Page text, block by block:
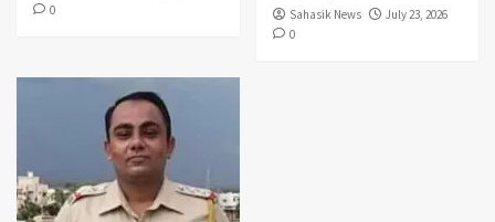
0
Sahasik News
July 23, 2026
0